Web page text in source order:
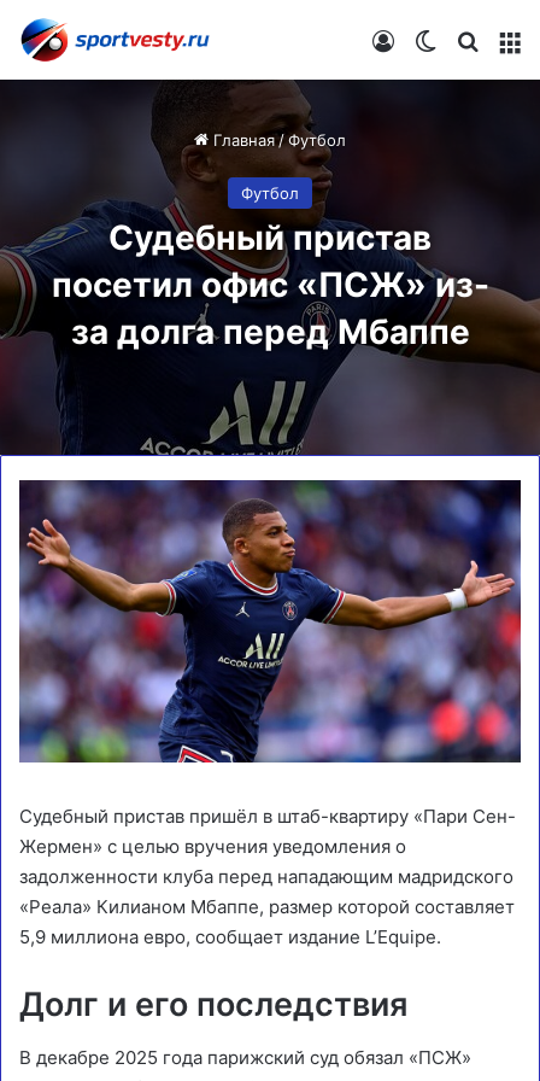
Switch skin
Войти
Главная/Футбол
Футбол
Судебный пристав
посетил офис «ПСЖ» из-
за долга перед Мбаппе
Судебный пристав пришёл в штаб-квартиру «Пари Сен-
Жермен» с целью вручения уведомления о
задолженности клуба перед нападающим мадридского
«Реала» Килианом Мбаппе, размер которой составляет
5,9 миллиона евро, сообщает издание L’Equipe.
Долг и его последствия
В декабре 2025 года парижский суд обязал «ПСЖ»